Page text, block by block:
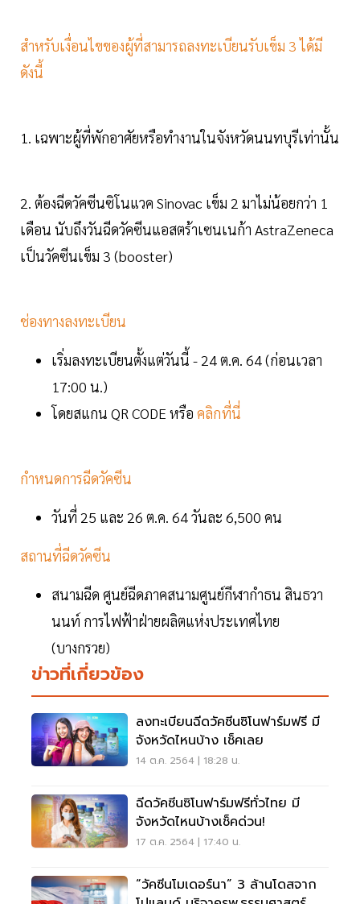
สำหรับเงื่อนไขของผู้ที่สามารถลงทะเบียนรับเข็ม 3 ได้มี
ดังนี้
1. เฉพาะผู้ที่พักอาศัยหรือทำงานในจังหวัดนนทบุรีเท่านั้น
2. ต้องฉีดวัคซีนซิโนแวค Sinovac เข็ม 2 มาไม่น้อยกว่า 1
เดือน นับถึงวันฉีดวัคซีนแอสตร้าเซนเนก้า AstraZeneca
เป็นวัคซีนเข็ม 3 (booster)
ช่องทางลงทะเบียน
เริ่มลงทะเบียนตั้งแต่วันนี้ - 24 ต.ค. 64 (ก่อนเวลา
17:00 น.)
โดยสแกน QR CODE หรือ คลิกที่นี่
กำหนดการฉีดวัคซีน
วันที่ 25 และ 26 ต.ค. 64 วันละ 6,500 คน
สถานที่ฉีดวัคซีน
สนามฉีด ศูนย์ฉีดภาคสนามศูนย์กีฬากำธน สินธวา
นนท์ การไฟฟ้าฝ่ายผลิตแห่งประเทศไทย
(บางกรวย)
ข่าวที่เกี่ยวข้อง
ลงทะเบียนฉีดวัคซีนซิโนฟาร์มฟรี มี
จังหวัดไหนบ้าง เช็คเลย
14 ต.ค. 2564 | 18:28 น.
ฉีดวัคซีนซิโนฟาร์มฟรีทั่วไทย มี
จังหวัดไหนบ้างเช็คด่วน!
17 ต.ค. 2564 | 17:40 น.
“วัคซีนโมเดอร์นา” 3 ล้านโดสจาก